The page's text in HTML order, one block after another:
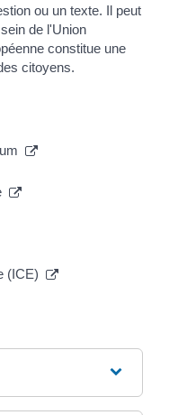
ou un texte. Il peut
de l'Union
constitue une
citoyens.
(ICE)